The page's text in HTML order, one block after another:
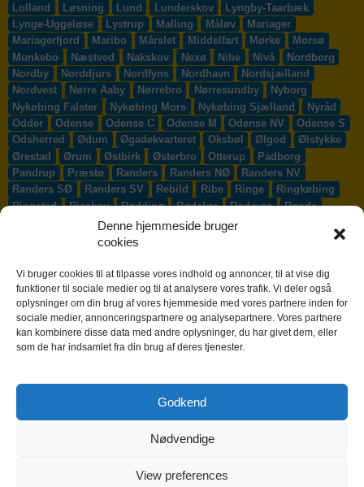
Denne hjemmeside bruger
cookies
Vi bruger cookies til at tilpasse vores indhold og annoncer, til at vise dig
funktioner til sociale medier og til at analysere vores trafik. Vi deler også
oplysninger om din brug af vores hjemmeside med vores partnere inden for
sociale medier, annonceringspartnere og analysepartnere. Vores partnere
kan kombinere disse data med andre oplysninger, du har givet dem, eller
som de har indsamlet fra din brug af deres tjenester.
Godkend
Nødvendige
View preferences
Lolland
Løsning Lund Lunderskov
Lyngby-Taarbæk
Lynge-Uggeløse
Lystrup Malling Måløv
Mariager
Mariagerfjord
Maribo Mårslet Middelfart Mørke
Morsø
Munkebo
Næstved Nakskov Nexø Nibe Nivå
Nordborg
Nordby
Norddjurs Nordfyns Nordhavn
Nordsjælland
Nordvest
Nørre Aaby Nørrebro Nørresundby
Nyborg
Nykøbing Falster
Nykøbing Mors Nykøbing Sjælland
Nyråd
Odder
Odense Odense C Odense M Odense NV
Odense S
Odsherred
Ødum Øgadekvarteret Oksbøl Ølgod
Ølstykke
Ørestad
Ørum Østbirk Østerbro Otterup
Padborg
Pandrup
Præstø Randers Randers NØ
Randers NV
Randers SØ
Randers SV Rebild Ribe Ringe
Ringkøbing
Ringsted
Risskov Rødding Rødekro Rødovre
Rønde
Rønnede Roskilde Rudersdal
Rudkøbing
Ry Ryomgård
Skælskør
Skærbæk Skævinge Skagen
Skalborg
Skanderborg
Skibby Skibet Skive Skjern
Skørping
Skovlunde
Slagelse Slangerup Smørum
Smørumnedre
Sofiendal
Søften Solbjerg Solrød
Solrød Strand
Sønderborg
Søndersø Sorø Starup Stege
Stenløse
Stilling Stoholm
Sunds
Sydhavnen Taastrup
Taulov
Them Thisted Thurø By Tilst Tinglev
Tjæreborg
Tørring Trige
Vestbjerg Vester Hassing